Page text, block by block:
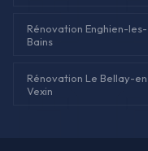
Rénovation Enghien-les-
Bains
Rénovation Le Bellay-
Vexin